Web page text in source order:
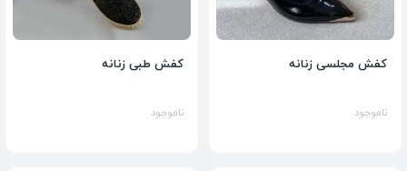
کفش مجلسی زنانه
ناموجود
کفش طبی زنانه
ناموجود